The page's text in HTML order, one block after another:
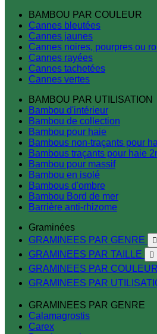
BAMBOU PAR COULEUR
Cannes bleutées
Cannes jaunes
Cannes noires, pourpres ou
Cannes rayées
Cannes tachetées
Cannes vertes
BAMBOU PAR UTILISATION
Bambou d'intérieur
Bambou de collection
Bambou pour haie
Bambous non-traçants pour
Bambous traçants pour haie
Bambou pour massif
Bambou en isolé
Bambous d'ombre
Bambou Bord de mer
Barrière anti-rhizome
Graminées
GRAMINEES PAR GENRE

GRAMINEES PAR TAILLE 
GRAMINEES PAR COULEUR
GRAMINEES PAR
GRAMINEES PAR GENRE
Calamagrostis
Carex